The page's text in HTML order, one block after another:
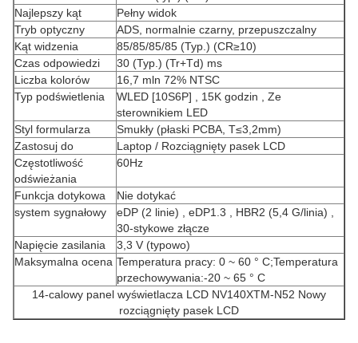
Najlepszy kąt
Pełny widok
Tryb optyczny
ADS, normalnie czarny, przepuszczalny
Kąt widzenia
85/85/85/85 (Typ.) (CR≥10)
Czas odpowiedzi
30 (Typ.) (Tr+Td) ms
Liczba kolorów
16,7 mln 72% NTSC
Typ podświetlenia
WLED [10S6P] , 15K godzin , Ze
sterownikiem LED
Styl formularza
Smukły (płaski PCBA, T≤3,2mm)
Zastosuj do
Laptop / Rozciągnięty pasek LCD
Częstotliwość
odświeżania
60Hz
Funkcja dotykowa
Nie dotykać
system sygnałowy
eDP (2 linie) , eDP1.3 , HBR2 (5,4 G/linia) ,
30-stykowe złącze
Napięcie zasilania
3,3 V (typowo)
Maksymalna ocena Temperatura pracy: 0 ~ 60 ° C;Temperatura
przechowywania:-20 ~ 65 ° C
14-calowy panel wyświetlacza LCD NV140XTM-N52 Nowy
rozciągnięty pasek LCD